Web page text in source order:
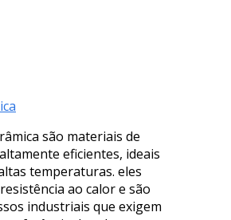
são materiais de
eficientes, ideais
temperaturas. eles
ao calor e são
industriais que exigem